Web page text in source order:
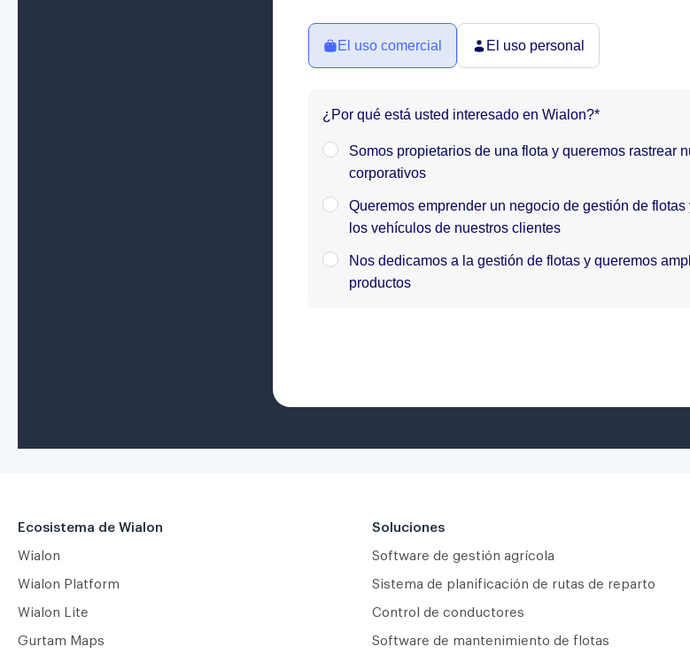
Ecosistema de Wialon
Wialon
Wialon Platform
Wialon Lite
Gurtam Maps
Soluciones
Software de gestión agrícola
Sistema de planificación de rutas de reparto
Сontrol de conductores
Software de mantenimiento de flotas